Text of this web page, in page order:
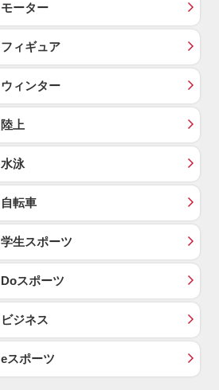
モーター
フィギュア
ウィンター
陸上
水泳
自転車
学生スポーツ
Doスポーツ
ビジネス
eスポーツ